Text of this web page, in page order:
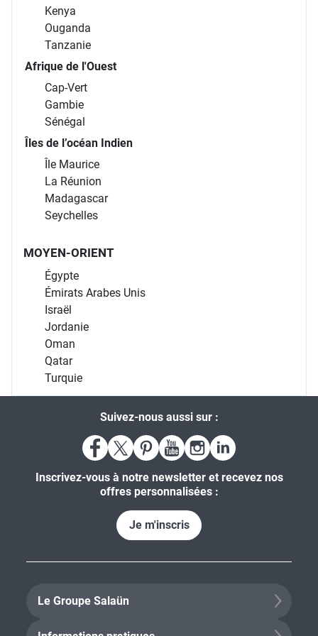
Namibie
Zimbabwe
Afrique de l'Est
Kenya
Ouganda
Tanzanie
Afrique de l'Ouest
Cap-Vert
Gambie
Sénégal
Îles de l’océan Indien
Île Maurice
Madagascar
Seychelles
MOYEN-ORIENT
Égypte
Émirats Arabes Unis
Israël
Jordanie
Oman
Suivez-nous aussi sur :
Inscrivez-vous à notre newsletter et recevez nos
offres personnalisées :